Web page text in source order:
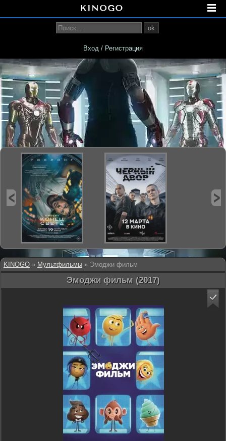
KINOGO » Мультфильмы » Эмоджи фильм
Эмоджи фильм (2017)
ok
Вход / Регистрация